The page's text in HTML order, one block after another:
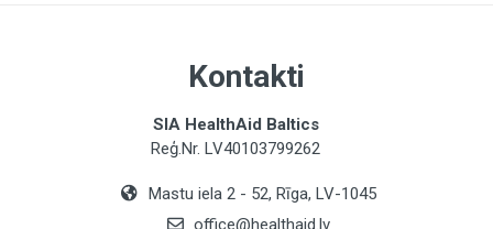
Tiamīns (vitamīns B1)
Kontakti
SIA HealthAid Baltics
Reģ.Nr. LV40103799262
Mastu iela 2 - 52, Rīga, LV-1045
office@healthaid.lv